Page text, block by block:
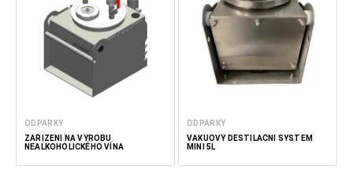
ODPARKY
ZAŘÍZENÍ NA VÝROBU
NEALKOHOLICKÉHO VÍNA
ODPARKY
VAKUOVÝ DESTILAČNÍ SYSTÉM
MINI 5L